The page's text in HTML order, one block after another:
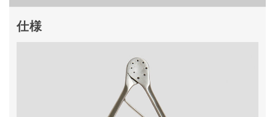
仕様